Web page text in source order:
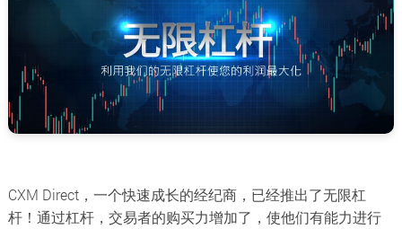
CXM Direct，一个快速成长的经纪商，已经推出了无限杠
杆！通过杠杆，交易者的购买力增加了，使他们有能力进行